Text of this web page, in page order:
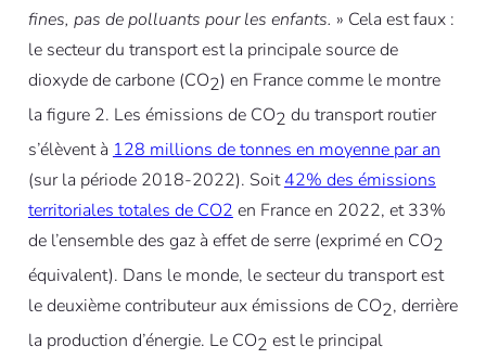
fines, pas de polluants pour les enfants. » Cela est faux :
le secteur du transport est la principale source de
dioxyde de carbone (CO2) en France comme le montre
la figure 2. Les émissions de CO2 du transport routier
s’élèvent à 128 millions de tonnes en moyenne par an
(sur la période 2018-2022). Soit42% des émissions
territoriales totales de CO2 en France en 2022, et 33%
de l’ensemble des gaz à effet de serre (exprimé en CO2
équivalent). Dans le monde, le secteur du transport est
le deuxième contributeur aux émissions de CO2, derrière
la production d’énergie. Le CO2 est le principal